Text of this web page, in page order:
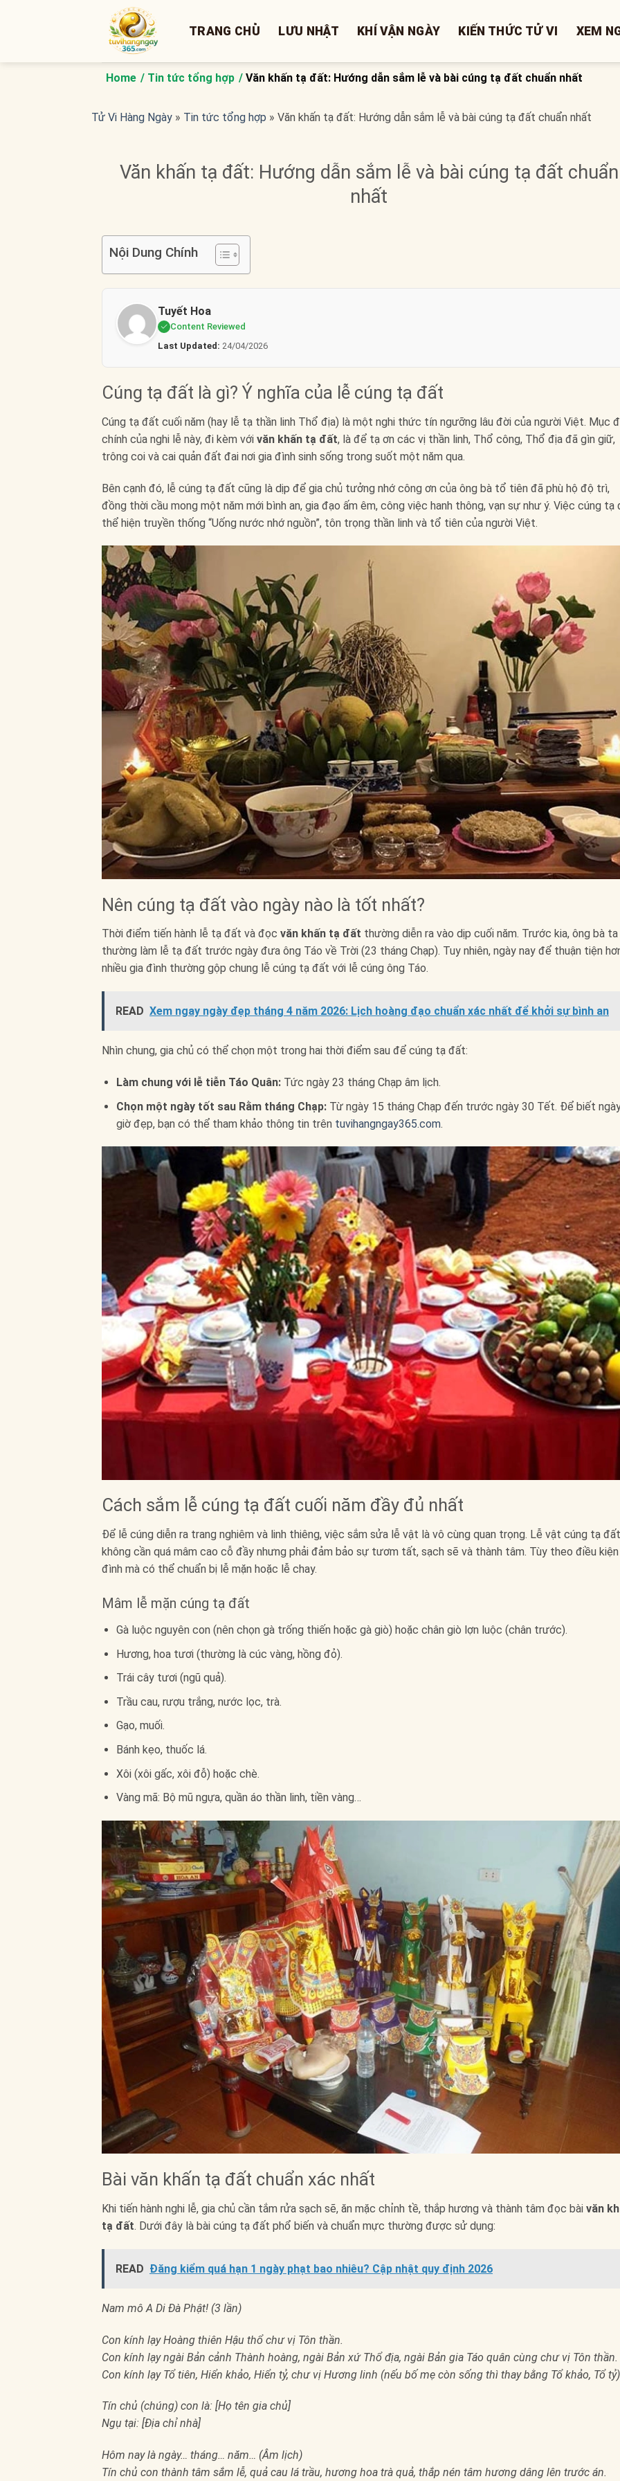
dung
TRANG CHỦ LƯU NHẬT KHÍ VẬN NGÀY KIẾN THỨC TỬ VI XEM
Home Tin tức tổng hợp Văn khấn tạ đất: Hướng dẫn sắm lễ và bài cúng tạ đất chuẩn nhất
Tử Vi Hàng Ngày » Tin tức tổng hợp » Văn khấn tạ đất: Hướng dẫn sắm lễ và bài cúng tạ đất chuẩn nhất
Văn khấn tạ đất: Hướng dẫn sắm lễ và bài cúng tạ đất chuẩn
nhất
Nội Dung Chính
Tuyết Hoa
Content Reviewed
Last Updated: 24/04/2026
Cúng tạ đất là gì? Ý nghĩa của lễ cúng tạ đất
Cúng tạ đất cuối năm (hay lễ tạ thần linh Thổ địa) là một nghi thức tín ngưỡng lâu đời của người Việt. Mục
chính của nghi lễ này, đi kèm với văn khấn tạ đất, là để tạ ơn các vị thần linh, Thổ công, Thổ địa đã gìn giữ,
trông coi và cai quản đất đai nơi gia đình sinh sống trong suốt một năm qua.
Bên cạnh đó, lễ cúng tạ đất cũng là dịp để gia chủ tưởng nhớ công ơn của ông bà tổ tiên đã phù hộ độ trì,
đồng thời cầu mong một năm mới bình an, gia đạo ấm êm, công việc hanh thông, vạn sự như ý. Việc cúng tạ
thể hiện truyền thống “Uống nước nhớ nguồn”, tôn trọng thần linh và tổ tiên của người Việt.
Nên cúng tạ đất vào ngày nào là tốt nhất?
Thời điểm tiến hành lễ tạ đất và đọc văn khấn tạ đất thường diễn ra vào dịp cuối năm. Trước kia, ông bà ta
thường làm lễ tạ đất trước ngày đưa ông Táo về Trời (23 tháng Chạp). Tuy nhiên, ngày nay để thuận tiện
nhiều gia đình thường gộp chung lễ cúng tạ đất với lễ cúng ông Táo.
READ Xem ngay ngày đẹp tháng 4 năm 2026: Lịch hoàng đạo chuẩn xác nhất để khởi sự bình an
Nhìn chung, gia chủ có thể chọn một trong hai thời điểm sau để cúng tạ đất:
Làm chung với lễ tiễn Táo Quân:Tức ngày 23 tháng Chạp âm lịch.
Chọn một ngày tốt sau Rằm tháng Chạp:Từ ngày 15 tháng Chạp đến trước ngày 30 Tết. Để biết
giờ đẹp, bạn có thể tham khảo thông tin trên tuvihangngay365.com.
Cách sắm lễ cúng tạ đất cuối năm đầy đủ nhất
Để lễ cúng diễn ra trang nghiêm và linh thiêng, việc sắm sửa lễ vật là vô cùng quan trọng. Lễ vật cúng tạ đất
không cần quá mâm cao cỗ đầy nhưng phải đảm bảo sự tươm tất, sạch sẽ và thành tâm. Tùy theo điều
đình mà có thể chuẩn bị lễ mặn hoặc lễ chay.
Mâm lễ mặn cúng tạ đất
Gà luộc nguyên con (nên chọn gà trống thiến hoặc gà giò) hoặc chân giò lợn luộc (chân trước).
Hương, hoa tươi (thường là cúc vàng, hồng đỏ).
Trái cây tươi (ngũ quả).
Trầu cau, rượu trắng, nước lọc, trà.
Gạo, muối.
Bánh kẹo, thuốc lá.
Xôi (xôi gấc, xôi đỗ) hoặc chè.
Vàng mã: Bộ mũ ngựa, quần áo thần linh, tiền vàng…
Bài văn khấn tạ đất chuẩn xác nhất
Khi tiến hành nghi lễ, gia chủ cần tắm rửa sạch sẽ, ăn mặc chỉnh tề, thắp hương và thành tâm đọc bài văn
tạ đất. Dưới đây là bài cúng tạ đất phổ biến và chuẩn mực thường được sử dụng:
READ Đăng kiểm quá hạn 1 ngày phạt bao nhiêu? Cập nhật quy định 2026
Nam mô A Di Đà Phật! (3 lần)
Con kính lạy Hoàng thiên Hậu thổ chư vị Tôn thần.
Con kính lạy ngài Bản cảnh Thành hoàng, ngài Bản xứ Thổ địa, ngài Bản gia Táo quân cùng chư vị Tôn thần.
Con kính lạy Tổ tiên, Hiển khảo, Hiển tỷ, chư vị Hương linh (nếu bố mẹ còn sống thì thay bằng Tổ khảo, Tổ
Tín chủ (chúng) con là: [Họ tên gia chủ]
Ngụ tại: [Địa chỉ nhà]
Hôm nay là ngày… tháng… năm… (Âm lịch)
Tín chủ con thành tâm sắm lễ, quả cau lá trầu, hương hoa trà quả, thắp nén tâm hương dâng lên trước án.